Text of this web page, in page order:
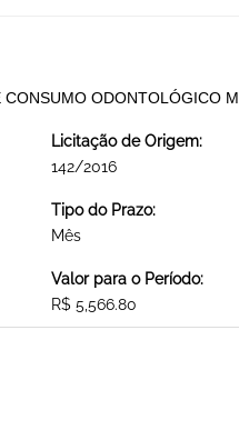
ODONTOLÓGICO
Licitação de Origem:
142/2016
Tipo do Prazo:
Mês
Valor para o Período:
R$ 5,566.80